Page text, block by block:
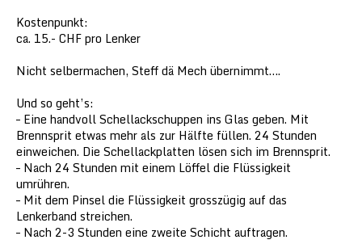
Kostenpunkt:
ca. 15.- CHF pro Lenker
Nicht selbermachen, Steff dä Mech übernimmt….
Und so geht’s:
– Eine handvoll Schellackschuppen ins Glas geben. Mit
Brennsprit etwas mehr als zur Hälfte füllen. 24 Stunden
einweichen. Die Schellackplatten lösen sich im Brennsprit.
– Nach 24 Stunden mit einem Löffel die Flüssigkeit
umrühren.
– Mit dem Pinsel die Flüssigkeit grosszügig auf das
Lenkerband streichen.
– Nach 2-3 Stunden eine zweite Schicht auftragen.